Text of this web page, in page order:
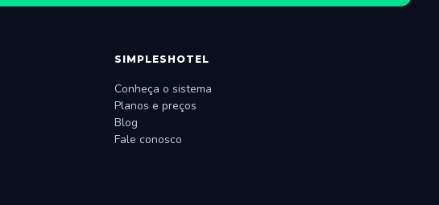
SIMPLESHOTEL
Conheça o sistema
Planos e preços
Blog
Fale conosco